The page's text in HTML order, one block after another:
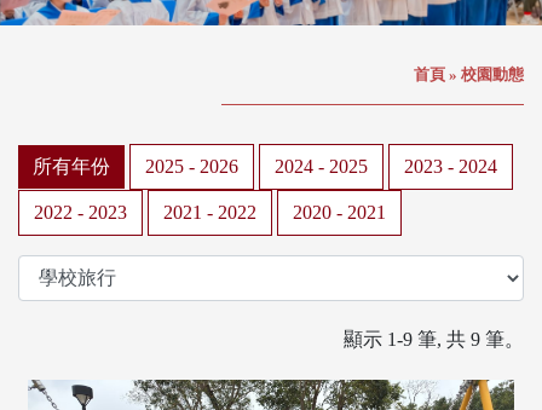
首頁 » 校園動態
所有年份 2025 - 2026 2024 - 2025 2023 - 2024
2022 - 2023 2021 - 2022 2020 - 2021
顯示 1-9 筆, 共 9 筆。